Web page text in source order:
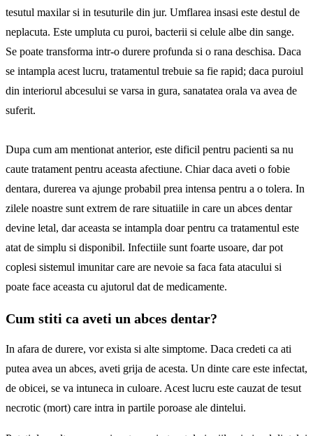
tesutul maxilar si in tesuturile din jur. Umflarea insasi este destul de
neplacuta. Este umpluta cu puroi, bacterii si celule albe din sange.
Se poate transforma intr-o durere profunda si o rana deschisa. Daca
se intampla acest lucru, tratamentul trebuie sa fie rapid; daca puroiul
din interiorul abcesului se varsa in gura, sanatatea orala va avea de
suferit.
Dupa cum am mentionat anterior, este dificil pentru pacienti sa nu
caute tratament pentru aceasta afectiune. Chiar daca aveti o fobie
dentara, durerea va ajunge probabil prea intensa pentru a o tolera. In
zilele noastre sunt extrem de rare situatiile in care un abces dentar
devine letal, dar aceasta se intampla doar pentru ca tratamentul este
atat de simplu si disponibil. Infectiile sunt foarte usoare, dar pot
coplesi sistemul imunitar care are nevoie sa faca fata atacului si
poate face aceasta cu ajutorul dat de medicamente.
Cum stiti ca aveti un abces dentar?
In afara de durere, vor exista si alte simptome. Daca credeti ca ati
putea avea un abces, aveti grija de acesta. Un dinte care este infectat,
de obicei, se va intuneca in culoare. Acest lucru este cauzat de tesut
necrotic (mort) care intra in partile poroase ale dintelui.